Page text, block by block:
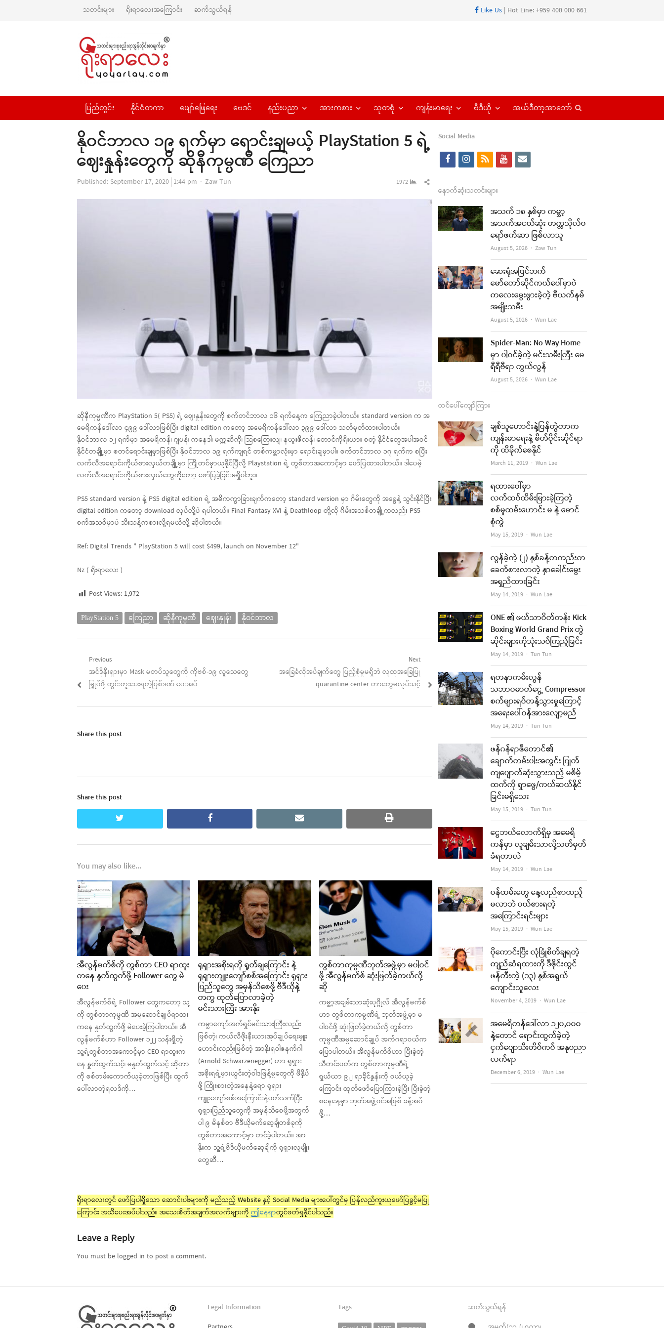
သတင်းများ ရိုးရာလေးအကြောင်း ဆက်သွယ်ရန် Like Us | Hot Line: +959 400 000 661
ပြည်တွင်း နိုင်ငံတကာ ဖျော်ဖြေရေး ဗေဒင် နည်းပညာ အားကစား သုတစုံ ကျန်းမာရေး ဗီဒီယို အယ်ဒီတာ့အာဘော်
နိုဝင်ဘာလ ၁၉ ရက်မှာ ရောင်းချမယ့် PlayStation 5 ရဲ့
ဈေးနှုန်းတွေကို ဆိုနီကုမ္ပဏီ ကြေညာ
Published: September 17, 2020 1:44 pm Author
Zaw Tun 1972
Share
this
post
ဆိုနီကုမ္ပဏီက PlayStation 5( PS5) ရဲ့ ဈေးနှုန်းတွေကို စက်တင်ဘာလ ၁၆ ရက်နေ့က ကြေညာခဲ့ပါတယ်။ standard version က အ
မေရိကန်ဒေါ်လာ ၄၉၉ ဒေါ်လာဖြစ်ပြီး digital edition ကတော့ အမေရိကန်ဒေါ်လာ ၃၉၉ ဒေါ်လာ သတ်မှတ်ထားပါတယ်။
နိုဝင်ဘာလ ၁၂ ရက်မှာ အမေရိကန်၊ ဂျပန်၊ ကနေဒါ၊ မက္ကဆီကို၊ သြစတြေးလျ၊ နယူးဇီလန်၊ တောင်ကိုရီးယား စတဲ့ နိုင်ငံတွေအပါအဝင်
နိုင်ငံတချို့မှာ စတင်ရောင်းချမှာဖြစ်ပြီး နိုဝင်ဘာလ ၁၉ ရက်ကျရင် တစ်ကမ္ဘာလုံးမှာ ရောင်းချမှာပါ။ စက်တင်ဘာလ ၁၇ ရက်က စပြီး
လက်လီအရောင်းကိုယ်စားလှယ်တချို့မှာ ကြိုတင်မှာယူနိုင်ပြီလို့ Playstation ရဲ့ တွစ်တာအကောင့်မှာ ဖော်ပြထားပါတယ်။ ဒါပေမဲ့
လက်လီအရောင်းကိုယ်စားလှယ်တွေကိုတော့ ဖော်ပြခဲ့ခြင်းမရှိပါဘူး။
PS5 standard version နဲ့ PS5 digital edition ရဲ့ အဓိကကွာခြားချက်ကတော့ standard version မှာ ဂိမ်းတွေကို အခွေနဲ့ သွင်းနိုင်ပြီး
digital edition ကတော့ download လုပ်လို့ပဲ ရပါတယ်။ Final Fantasy XVI နဲ့ Deathloop တို့လို ဂိမ်းအသစ်တချို့ကလည်း PS5
စက်အသစ်မှာပဲ သီးသန့်ကစားလို့ရမယ်လို့ ဆိုပါတယ်။
Ref: Digital Trends ” PlayStation 5 will cost $499, launch on November 12″
Nz ( ရိုးရာလေး )
Post Views: 1,972
PlayStation 5 ကြေညာ ဆိုနီကုမ္ပဏီ ဈေးနှုန်း နိုဝင်ဘာလ
Post
navigation
Previous
Previous
post:
အင်ဒိုနီးရှားမှာ Mask မတပ်သူတွေကို ကိုဗစ်-၁၉ လူသေတွေ
မြှုပ်ဖို့ တွင်းတူးပေးရတဲ့ပြစ်ဒဏ် ပေးအပ်
Next
Next
အခြေခံလိုအပ်ချက်တွေ ပြည့်စုံမှုမရှိဘဲ လူထုအခြေပြု
quarantine center တာတွေမလုပ်သင့်
Share this post
Share this post
facebook email print
You may also like...
အီလွန်မက်စ်ကို တွစ်တာ CEO ရာထူး
ကနေ နှုတ်ထွက်ဖို့ Follower တွေ မဲ
ပေး
အီလွန်မက်စ်ရဲ့ Follower တွေကတော့ သူ့
ကို တွစ်တာကုမ္ပဏီ အမှုဆောင်ချုပ်ရာထူး
ကနေ နှုတ်ထွက်ဖို့ မဲပေးခဲ့ကြပါတယ်။ အီ
လွန်မက်စ်ဟာ Follower ၁၂၂ သန်းရှိတဲ့
သူ့ရဲ့တွစ်တာအကောင့်မှာ CEO ရာထူးက
နေ နှုတ်ထွက်သင့်၊ မနှုတ်ထွက်သင့် ဆိုတာ
ကို စစ်တမ်းကောက်ယူခဲ့တာဖြစ်ပြီး ထွက်
ပေါ်လာတဲ့ရလဒ်ကို…
ရုရှားအစိုးရကို ရှုတ်ချကြောင်း နဲ့
ရုရှားကျူးကျော်စစ်အကြောင်း ရုရှား
ပြည်သူတွေ အမှန်သိစေဖို့ ဗီဒီယိုနဲ့
တကွ ထုတ်ပြောလာခဲ့တဲ့
မင်းသားကြီး အားနိုး
ကမ္ဘာကျော်အက်ရှင်မင်းသားကြီးလည်း
ဖြစ်တဲ့၊ ကယ်လီဖိုးနီးယားအုပ်ချုပ်ရေးမှူး
ဟောင်းလည်းဖြစ်တဲ့ အာနိုးရှဝါဇနက်ဂါ
(Arnold Schwarzenegger) ဟာ ရုရှား
အစိုးရရဲ့မှားယွင်းတဲ့ဝါဒဖြန့်မှုတွေကို ဖိနှိပ်
ဖို့ ကြိုးစားတဲ့အနေနဲ့ရော ရုရှား
ကျူးကျော်စစ်အကြောင်းနဲ့ပတ်သက်ပြီး
ရုရှားပြည်သူတွေကို အမှန်သိစေဖို့အတွက်
ပါ ၉ မိနစ်စာ ဗီဒီယိုမက်ဆေ့ချ်တစ်ခုကို
တွစ်တာအကောင့်မှာ တင်ခဲ့ပါတယ်။ အာ
နိုးက သူ့ရဲ့ဗီဒီယိုမက်ဆေ့ချ်ကို ရုရှားလူမျိုး
တွေဆီ…
တွစ်တာကုမ္ပဏီဘုတ်အဖွဲ့မှာ မပါဝင်
ဖို့ အီလွန်မက်စ် ဆုံးဖြတ်ခဲ့တယ်လို့
ဆို
ကမ္ဘာ့အချမ်းသာဆုံးပုဂ္ဂိုလ် အီလွန်မက်စ်
ဟာ တွစ်တာကုမ္ပဏီရဲ့ ဘုတ်အဖွဲ့မှာ မ
ပါဝင်ဖို့ ဆုံးဖြတ်ခဲ့တယ်လို့ တွစ်တာ
ကုမ္ပဏီအမှုဆောင်ချုပ် အက်ဂရာဝယ်က
ပြောပါတယ်။ အီလွန်မက်စ်ဟာ ပြီးခဲ့တဲ့
သီတင်းပတ်က တွစ်တာကုမ္ပဏီရဲ့
ရှယ်ယာ ၉.၂ ရာခိုင်နှုန်းကို ဝယ်ယူခဲ့
ကြောင်း ထုတ်ဖော်ပြောကြားခဲ့ပြီး ပြီးခဲ့တဲ့
စနေနေ့မှာ ဘုတ်အဖွဲ့ဝင်အဖြစ် ခန့်အပ်
ဖို့…
ရိုးရာလေးတွင် ဖော်ပြပါရှိသော ဆောင်းပါးများကို မည်သည့် Website နှင့် Social Media များပေါ်တွင်မှ ပြန်လည်ကူးယူဖော်ပြခွင့်မပြု
ကြောင်း အသိပေးအပ်ပါသည်။ အသေးစိတ်အချက်အလက်များကို ဤနေရာတွင်ဖတ်ရှုနိုင်ပါသည်။
Leave a Reply
You must be logged in to post a comment.
Social Media
f
c
e
b
k
i
s
t
a
a
m
r
s
y
t
u
b
e
e
l
နောက်ဆုံးသတင်းများ
အသက် ၁၈ နှစ်မှာ ကမ္ဘာ့
အသက်အငယ်ဆုံး တက္ကသိုလ်ပ
ရော်ဖက်ဆာ ဖြစ်လာသူ
August 5, 2026 Author
Zaw Tun
ဆေးရုံအပြင်ဘက်
မော်တော်ဆိုင်ကယ်ပေါ်မှာပဲ
ကလေးမွေးဖွားခဲ့တဲ့ ဗီယက်နမ်
အမျိုးသမီး
August 5, 2026 Author
Wun Lae
Spider-Man: No Way Home
မှာ ပါဝင်ခဲ့တဲ့ မင်းသမီးကြီး မေ
ရီရီဗီရာ ကွယ်လွန်
August 5, 2026 Author
Wun Lae
ထင်ပေါ်ကျော်ကြား
ချစ်သူဟောင်းနဲ့ပြန်တွဲတာက
ကျန်းမာရေးနဲ့ စိတ်ပိုင်းဆိုင်ရာ
ကို ထိခိုက်စေနိုင်
March 11, 2019 Author
Wun Lae
ရထားပေါ်မှာ
လက်ထပ်ထိမ်းမြားခဲ့ကြတဲ့
စစ်မှုထမ်းဟောင်း မ နဲ့ မောင်
စုံတွဲ
May 15, 2019 Author
Wun Lae
လွန်ခဲ့တဲ့ (၂) နှစ်ခန့်ကတည်းက
ခေတ်စားလာတဲ့ နှာခေါင်းမွေး
အရှည်ထားခြင်း
May 14, 2019 Author
Wun Lae
ONE ၏ ဖယ်သာဝိတ်တန်း Kick
Boxing World Grand Prix တွဲ
ဆိုင်းများကိုသုံးသပ်ကြည့်ခြင်း
May 14, 2019 Author
Tun Tun
ရတနာကမ်းလွန်
သဘာဝဓာတ်ငွေ့ Compressor
စက်များရပ်တန့်သွားမှုကြောင့်
အရေးပေါ်ဝန်အားလျော့မည်
May 14, 2019 Author
Tun Tun
ဖန်ဂန်ရာဇီတောင်၏
ချောက်ကမ်းပါးအတွင်း ပြုတ်
ကျပျောက်ဆုံးသွားသည့် မစိမ့်
ထက်ကို ရှာဖွေ/ကယ်ဆယ်နိုင်
ခြင်းမရှိသေး
May 15, 2019 Author
Tun Tun
ငွေဘယ်လောက်ရှိမှ အမေရိ
ကန်မှာ လူချမ်းသာလို့သတ်မှတ်
ခံရတာလဲ
May 14, 2019 Author
Wun Lae
ဝန်ထမ်းတွေ နေ့လည်စာထည့်
မလာဘဲ ဝယ်စားရတဲ့
အကြောင်းရင်းများ
May 15, 2019 Author
Wun Lae
ပိုကောင်းပြီး လုံခြုံစိတ်ချရတဲ့
ကျည်ဆံရထားကို ဒီဇိုင်းထွင်
ဖန်တီးတဲ့ (၁၃) နှစ်အရွယ်
ကျောင်းသူလေး
November 4, 2019 Author
Wun Lae
အမေရိကန်ဒေါ်လာ ၁၂၀,၀၀၀
နဲ့တောင် ရောင်းထွက်ခဲ့တဲ့
ငှက်ပျောသီးတိပ်ကပ် အနုပညာ
လက်ရာ
December 6, 2019 Author
Wun Lae
Legal Information
Tags
ဆက်သွယ်ရန်